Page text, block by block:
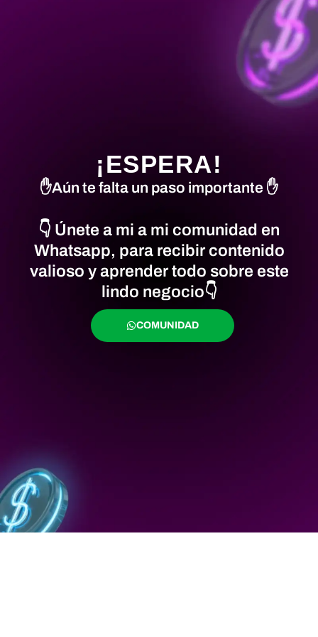
¡ESPERA!
✋Aún te falta un paso importante ✋
👇 Únete a mi a mi comunidad en
Whatsapp, para recibir contenido
valioso y aprender todo sobre este
lindo negocio👇
COMUNIDAD